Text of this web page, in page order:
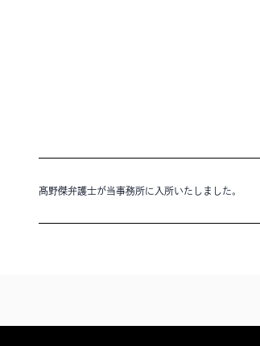
髙野傑弁護士が当事務所に入所いたしました。